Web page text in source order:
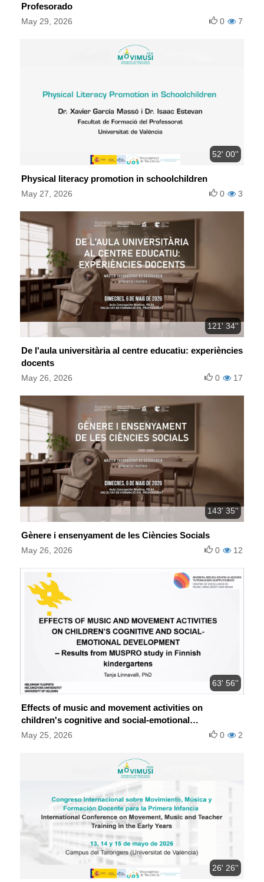
Profesorado
May 29, 2026 7
0
52' 00''
Physical literacy promotion in schoolchildren
May 27, 2026 3
0
121' 34''
De l'aula universitària al centre educatiu: experiències
docents
May 26, 2026 17
0
143' 35''
Gènere i ensenyament de les Ciències Socials
May 26, 2026 12
0
63' 56''
Effects of music and movement activities on
children's cognitive and social-emotional
development
May 25, 2026 2
0
26' 26''